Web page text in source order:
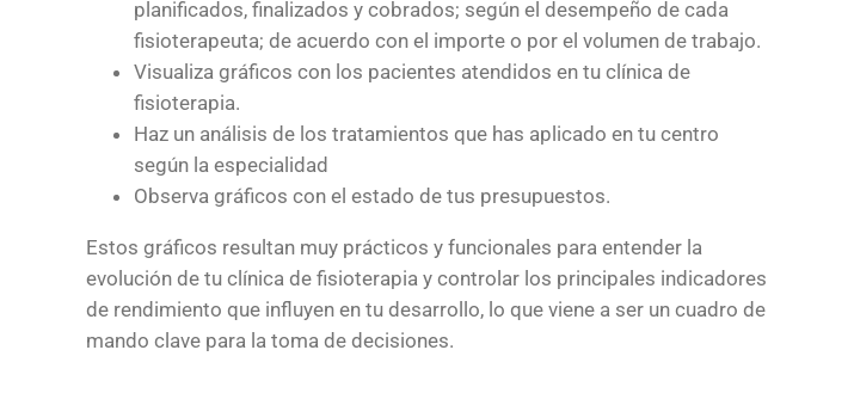
planificados, finalizados y cobrados; según el desempeño de cada
fisioterapeuta; de acuerdo con el importe o por el volumen de trabajo.
Visualiza gráficos con los pacientes atendidos en tu clínica de
fisioterapia.
Haz un análisis de los tratamientos que has aplicado en tu centro
según la especialidad
Observa gráficos con el estado de tus presupuestos.
Estos gráficos resultan muy prácticos y funcionales para entender la
evolución de tu clínica de fisioterapia y controlar los principales indicadores
de rendimiento que influyen en tu desarrollo, lo que viene a ser un cuadro de
mando clave para la toma de decisiones.